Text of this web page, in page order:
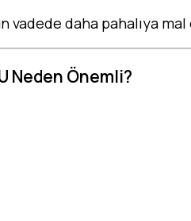
vadede daha pahalıya mal
Neden Önemli?